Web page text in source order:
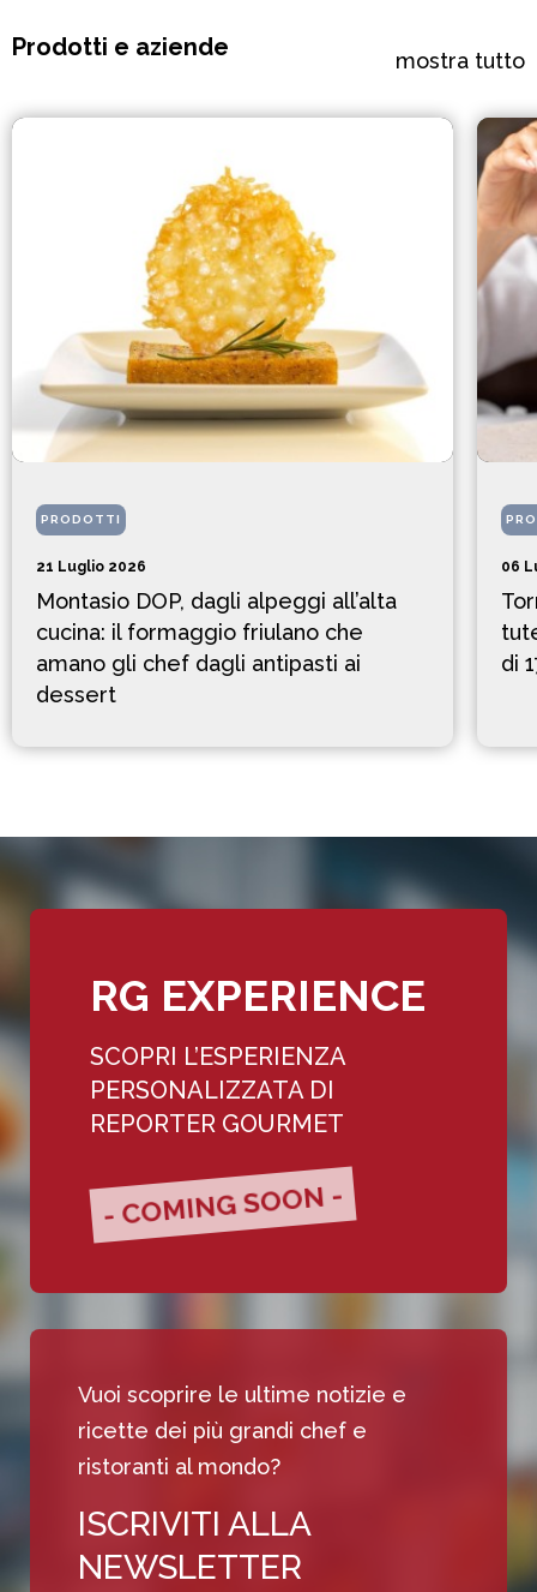
Prodotti e aziende mostra tutto
PRODOTTI
21 Luglio 2026
Montasio DOP, dagli alpeggi all’alta
cucina: il formaggio friulano che
amano gli chef dagli antipasti ai
dessert
06
di
RG EXPERIENCE
SCOPRI L’ESPERIENZA
PERSONALIZZATA DI
REPORTER GOURMET
- COMING SOON -
Vuoi scoprire le ultime notizie e
ricette dei più grandi chef e
ristoranti al mondo?
ISCRIVITI ALLA
NEWSLETTER